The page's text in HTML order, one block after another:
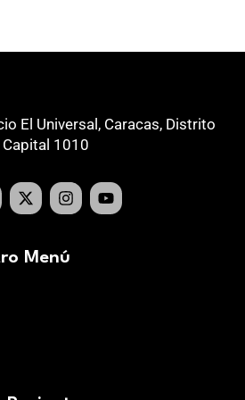
El Universal, Caracas, Distrito
Capital 1010
Menú